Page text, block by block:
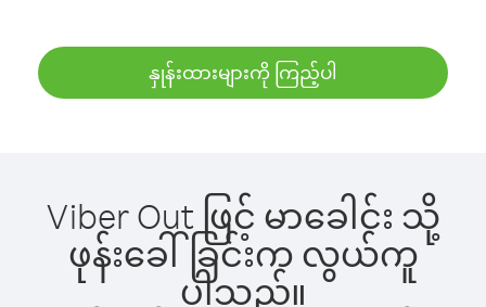
နှုန်းထားများကို ကြည့်ပါ
Viber Out ဖြင့် မာခေါင်း သို့
ဖုန်းခေါ်ခြင်းက လွယ်ကူ
ပါသည်။